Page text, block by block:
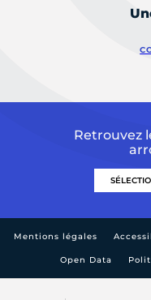
Retrouvez
Mentions légales
Open Data